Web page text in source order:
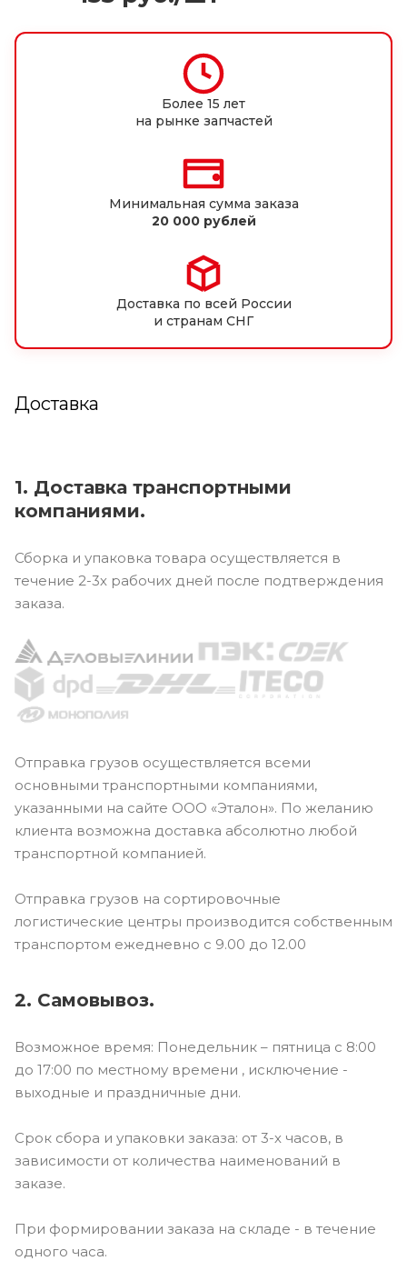
Более 15 лет
на рынке запчастей
Минимальная сумма заказа
20 000 рублей
Доставка по всей России
и странам СНГ
Доставка
1. Доставка транспортными
компаниями.
Сборка и упаковка товара осуществляется в
течение 2-3х рабочих дней после подтверждения
заказа.
Отправка грузов осуществляется всеми
основными транспортными компаниями,
указанными на сайте ООО «Эталон». По желанию
клиента возможна доставка абсолютно любой
транспортной компанией.
Отправка грузов на сортировочные
логистические центры производится собственным
транспортом ежедневно с 9.00 до 12.00
2. Самовывоз.
Возможное время: Понедельник – пятница с 8:00
до 17:00 по местному времени , исключение -
выходные и праздничные дни.
Срок сбора и упаковки заказа: от 3-х часов, в
зависимости от количества наименований в
заказе.
При формировании заказа на складе - в течение
одного часа.